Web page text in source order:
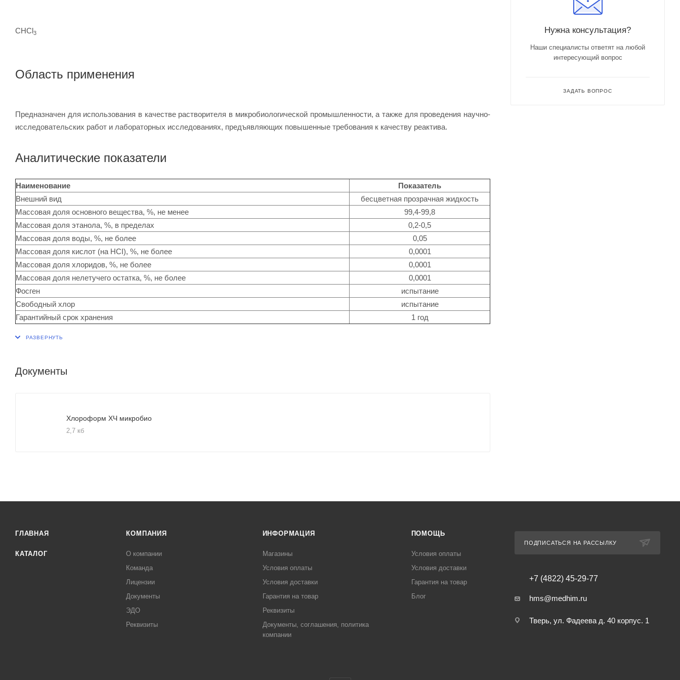
CHCl3
Область применения
Предназначен для использования в качестве растворителя в микробиологической промышленности, а также для проведения научно-
исследовательских работ и лабораторных исследованиях, предъявляющих повышенные требования к качеству реактива.
Аналитические показатели
Наименование
Показатель
Внешний вид
бесцветная прозрачная жидкость
Массовая доля основного вещества, %, не менее
99,4-99,8
Массовая доля этанола, %, в пределах
0,2-0,5
Массовая доля воды, %, не более
0,05
Массовая доля кислот (на HCI), %, не более
0,0001
Массовая доля хлоридов, %, не более
0,0001
Массовая доля нелетучего остатка, %, не более
0,0001
Фосген
испытание
Свободный хлор
испытание
Гарантийный срок хранения
1 год
Документы
Хлороформ ХЧ микробио
2,7 кб
Нужна консультация?
Наши специалисты ответят на любой
интересующий вопрос
ЗАДАТЬ ВОПРОС
ГЛАВНАЯ
КАТАЛОГ
КОМПАНИЯ
О компании
Команда
Лицензии
Документы
ЭДО
Реквизиты
ИНФОРМАЦИЯ
Магазины
Условия оплаты
Условия доставки
Гарантия на товар
Реквизиты
Документы, соглашения, политика
компании
ПОМОЩЬ
Условия оплаты
Условия доставки
Гарантия на товар
Блог
ПОДПИСАТЬСЯ НА РАССЫЛКУ
+7 (4822) 45-29-77
hms@medhim.ru
Тверь, ул. Фадеева д. 40 корпус. 1